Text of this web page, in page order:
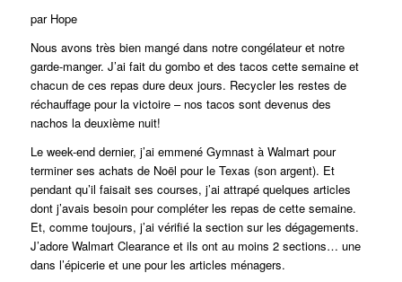
par Hope
Nous avons très bien mangé dans notre congélateur et notre
garde-manger. J’ai fait du gombo et des tacos cette semaine et
chacun de ces repas dure deux jours. Recycler les restes de
réchauffage pour la victoire – nos tacos sont devenus des
nachos la deuxième nuit!
Le week-end dernier, j’ai emmené Gymnast à Walmart pour
terminer ses achats de Noël pour le Texas (son argent). Et
pendant qu’il faisait ses courses, j’ai attrapé quelques articles
dont j’avais besoin pour compléter les repas de cette semaine.
Et, comme toujours, j’ai vérifié la section sur les dégagements.
J’adore Walmart Clearance et ils ont au moins 2 sections… une
dans l’épicerie et une pour les articles ménagers.